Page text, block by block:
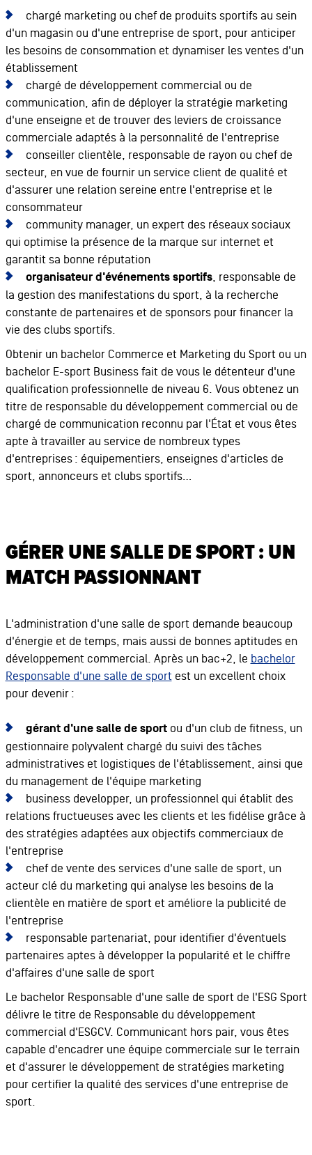
chargé marketing ou chef de produits sportifs au sein
d'un magasin ou d'une entreprise de sport, pour anticiper
les besoins de consommation et dynamiser les ventes d'un
établissement
chargé de développement commercial ou de
communication, afin de déployer la stratégie marketing
d'une enseigne et de trouver des leviers de croissance
commerciale adaptés à la personnalité de l'entreprise
conseiller clientèle, responsable de rayon ou chef de
secteur, en vue de fournir un service client de qualité et
d'assurer une relation sereine entre l'entreprise et le
consommateur
community manager, un expert des réseaux sociaux
qui optimise la présence de la marque sur internet et
garantit sa bonne réputation
organisateur d'événements sportifs, responsable de
la gestion des manifestations du sport, à la recherche
constante de partenaires et de sponsors pour financer la
vie des clubs sportifs.
Obtenir un bachelor Commerce et Marketing du Sport ou un
bachelor E-sport Business fait de vous le détenteur d'une
qualification professionnelle de niveau 6. Vous obtenez un
titre de responsable du développement commercial ou de
chargé de communication reconnu par l'État et vous êtes
apte à travailler au service de nombreux types
d'entreprises : équipementiers, enseignes d'articles de
sport, annonceurs et clubs sportifs…
GÉRER UNE SALLE DE SPORT : UN
MATCH PASSIONNANT
L'administration d'une salle de sport demande beaucoup
d'énergie et de temps, mais aussi de bonnes aptitudes en
développement commercial. Après un bac+2, le bachelor
Responsable d'une salle de sportest un excellent choix
pour devenir :
gérant d'une salle de sportou d'un club de fitness, un
gestionnaire polyvalent chargé du suivi des tâches
administratives et logistiques de l'établissement, ainsi que
du management de l'équipe marketing
business developper, un professionnel qui établit des
relations fructueuses avec les clients et les fidélise grâce à
des stratégies adaptées aux objectifs commerciaux de
l'entreprise
chef de vente des services d'une salle de sport, un
acteur clé du marketing qui analyse les besoins de la
clientèle en matière de sport et améliore la publicité de
l'entreprise
responsable partenariat, pour identifier d'éventuels
partenaires aptes à développer la popularité et le chiffre
d'affaires d'une salle de sport
Le bachelor Responsable d'une salle de sport de l'ESG Sport
délivre le titre de Responsable du développement
commercial d'ESGCV. Communicant hors pair, vous êtes
capable d'encadrer une équipe commerciale sur le terrain
et d'assurer le développement de stratégies marketing
pour certifier la qualité des services d'une entreprise de
sport.